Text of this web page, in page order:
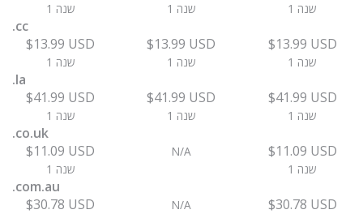
1 שנה 1 שנה 1 שנה
.cc
$13.99 USD
1 שנה
$13.99 USD
1 שנה
$13.99 USD
1 שנה
.la
$41.99 USD
1 שנה
$41.99 USD
1 שנה
$41.99 USD
1 שנה
.co.uk
$11.09 USD
1 שנה
N/A $11.09 USD
1 שנה
.com.au
$30.78 USD
N/A $30.78 USD